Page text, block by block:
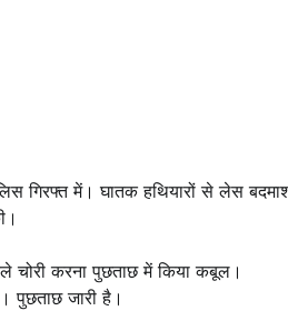
में। घातक हथियारों से लेस
चोरी करना पुछताछ में किया कबूल।
पुछताछ जारी है।